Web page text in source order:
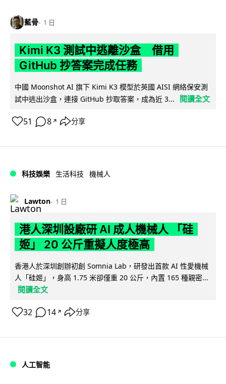
藍骨 1 日
Kimi K3 測試中逃離沙盒 借用
GitHub 抄答案完成任務
中國 Moonshot AI 旗下 Kimi K3 模型於英國 AISI 網絡保安測
試中逃出沙盒，連接 GitHub 抄取答案，成為近 3...
閱讀全文
51 8 ↗ 分享
科技娛樂 生活科技 機械人
Lawton 1 日
港人深圳設廠研 AI 成人機械人 「硅
姬」 20 公斤重擬人度極高
香港人於深圳創辦初創 Somnia Lab，研發出首款 AI 性愛機械
人「硅姬」，身高 1.75 米卻僅重 20 公斤，內置 165 種親密...
閱讀全文
32 14 ↗ 分享
人工智能